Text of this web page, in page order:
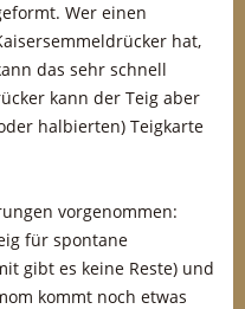
Wer einen
hat,
das sehr schnell
kann der Teig aber
halbierten) Teigkarte
vorgenommen:
für spontane
gibt es keine Reste) und
kommt noch etwas